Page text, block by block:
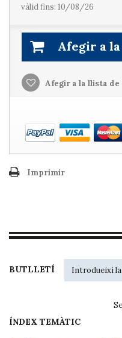
vàlid fins: 10/08/26
Afegir a
Afegir a la llista
Imprimir
BUTLLETÍ
ÍNDEX TEMÀTIC